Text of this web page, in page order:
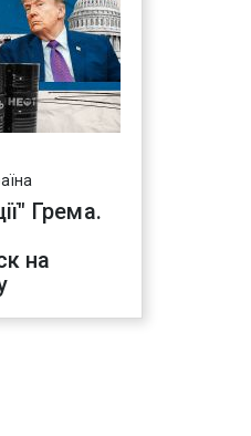
Грема.
на